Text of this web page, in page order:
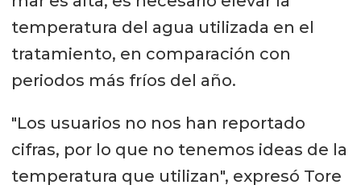
temperatura del agua utilizada en el
tratamiento, en comparación con
periodos más fríos del año.
"Los usuarios no nos han reportado
cifras, por lo que no tenemos ideas de la
temperatura que utilizan", expresó Tore